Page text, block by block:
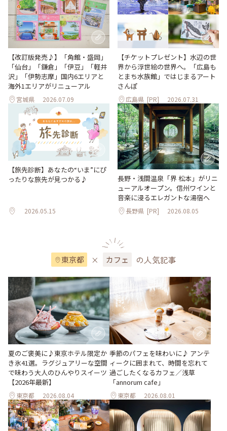
【改訂版発売♪】「角館・盛岡」
「仙台」「鎌倉」「伊豆」「軽井
沢」「伊勢志摩」国内6エリアと
海外1エリアがリニューアル
宮城県 2026.07.09
【チケットプレゼント】水辺の世
界から浮世絵の世界へ。「広島も
とまち水族館」ではじまるアート
さんぽ
広島県 [PR] 2026.07.31
【旅先診断】あなたの“いま”にぴ
ったりな旅先が見つかる♪
2026.05.15
長野・浅間温泉「界 松本」がリニ
ューアルオープン。信州ワインと
音楽に浸るエレガントな湯宿へ
長野県 [PR] 2026.08.05
東京都 × カフェ の人気記事
夏のご褒美に♪東京ホテル限定か
き氷41選。ラグジュアリーな空間
で味わう大人のひんやりスイーツ
【2026年最新】
東京都 2026.08.04
季節のパフェを味わいに♪ アンテ
ィークに囲まれて、時間を忘れて
過ごしたくなるカフェ／浅草
「annorum cafe」
東京都 2026.08.01